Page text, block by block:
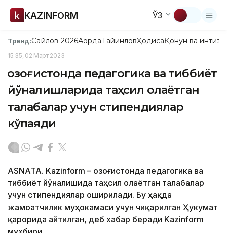
KAZINFORM ЎЗ
Тренд:Сайлов-2026АқордаТайинловҲодисаҚонун ва
15:35, 02 Март 2023
Қозоғистонда педагогика ва тиббиёт
йўналишларида таҳсил олаётган
талабалар учун стипендиялар
кўпаяди
ASNATA. Kazinform – Қозоғистонда педагогика ва
тиббиёт йўналишида таҳсил олаётган талабалар
учун стипендиялар оширилади. Бу ҳақда
жамоатчилик муҳокамаси учун чиқарилган Ҳукумат
қарорида айтилган, деб хабар беради Kazinform